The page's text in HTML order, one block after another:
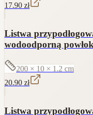
17.90 zł
Listwa
wodoodporną
200 × 10 × 1.2 cm
20.90 zł
Listwa